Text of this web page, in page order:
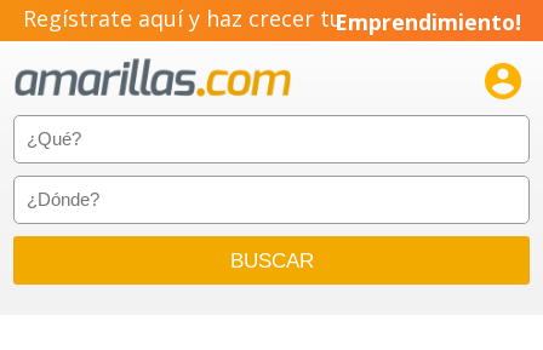
Regístrate aquí y haz crecer tuEmprendimiento!
